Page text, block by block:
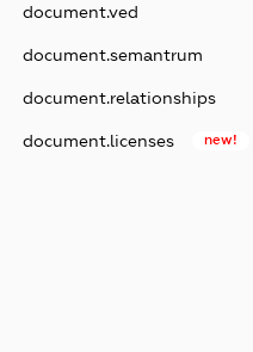
document.ved
document.semantrum
document.relationships
document.licenses new!